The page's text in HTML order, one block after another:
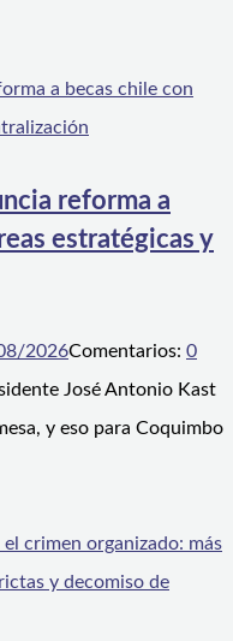
reforma a
estratégicas y
2026Comentarios: 0
José Antonio Kast
y eso para Coquimbo